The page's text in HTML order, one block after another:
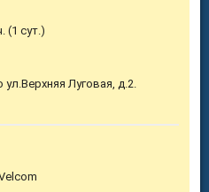
(1 сут.)
Луговая, д.2.